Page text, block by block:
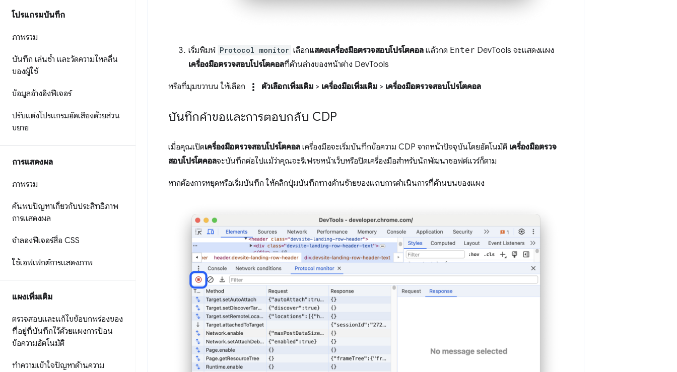
โปรแกรมบันทึก
ภาพรวม
บันทึก เล่นซ้ำ และวัดความไหลลื่น
ของผู้ใช้
ข้อมูลอ้างอิงฟีเจอร์
ปรับแต่งโปรแกรมอัดเสียงด้วยส่วน
ขยาย
การแสดงผล
ภาพรวม
ค้นพบปัญหาเกี่ยวกับประสิทธิภาพ
การแสดงผล
จำลองฟีเจอร์สื่อ CSS
ใช้เอฟเฟกต์การแสดงภาพ
แผงเพิ่มเติม
ตรวจสอบและแก้ไขข้อบกพร่องของ
ที่อยู่ที่บันทึกไว้ด้วยแผงการป้อน
ข้อความอัตโนมัติ
ทำความเข้าใจปัญหาด้านความ
เริ่มพิมพ์ Protocol monitor เลือกแสดงเครื่องมือตรวจสอบโปรโตคอล แล้วกด Enter DevTools จะแสดงแผง
เครื่องมือตรวจสอบโปรโตคอลที่ด้านล่างของหน้าต่าง DevTools
หรือที่มุมขวาบน ให้เลือก more_vert ตัวเลือกเพิ่มเติม > เครื่องมือเพิ่มเติม > เครื่องมือตรวจสอบโปรโตคอล
บันทึกคำขอและการตอบกลับ CDP
เมื่อคุณเปิดเครื่องมือตรวจสอบโปรโตคอล เครื่องมือจะเริ่มบันทึกข้อความ CDP จากหน้าปัจจุบันโดยอัตโนมัติ เครื่องมือตรวจ
สอบโปรโตคอลจะบันทึกต่อไปแม้ว่าคุณจะรีเฟรชหน้าเว็บหรือปิดเครื่องมือสำหรับนักพัฒนาซอฟต์แวร์ก็ตาม
หากต้องการหยุดหรือเริ่มบันทึก ให้คลิกปุ่มบันทึกทางด้านซ้ายของแถบการดำเนินการที่ด้านบนของแผง